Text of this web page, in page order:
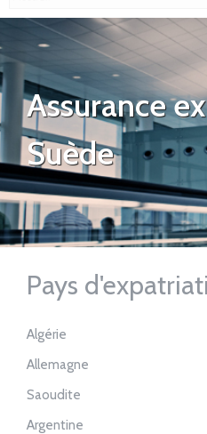
Assurance
Suède
Pays
Algérie
Allemagne
Saoudite
Argentine